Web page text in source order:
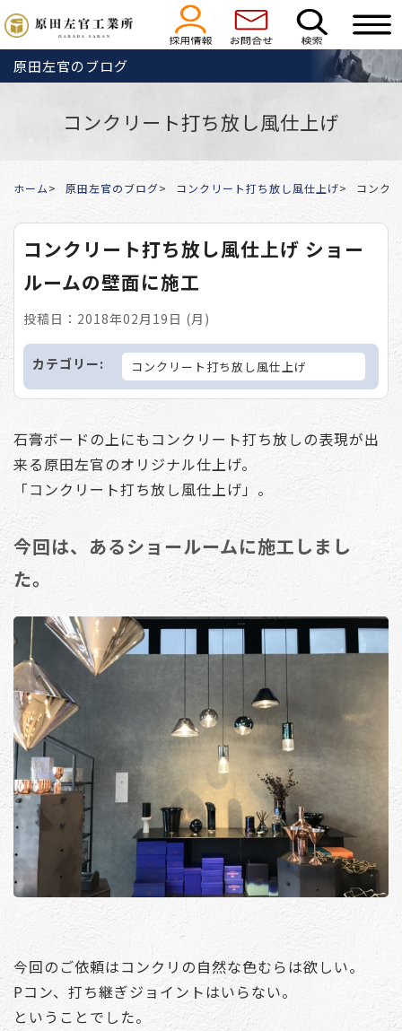
原田左官のブログ
コンクリート打ち放し風仕上げ
ホーム 原田左官のブログ コンクリート打ち放し風仕上げ コンク
コンクリート打ち放し風仕上げ ショー
ルームの壁面に施工
投稿日：2018年02月19日 (月)
カテゴリー: コンクリート打ち放し風仕上げ
石膏ボードの上にもコンクリート打ち放しの表現が出
来る原田左官のオリジナル仕上げ。
「コンクリート打ち放し風仕上げ」。
今回は、あるショールームに施工しまし
た。
今回のご依頼はコンクリの自然な色むらは欲しい。
Pコン、打ち継ぎジョイントはいらない。
ということでした。